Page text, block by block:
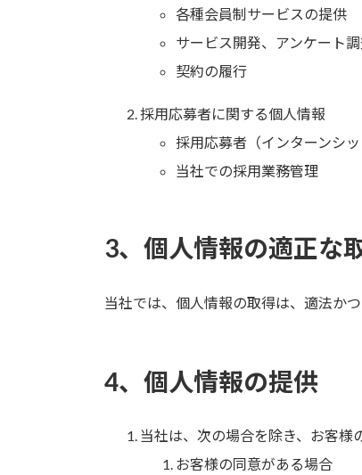
各種会員制サービスの提供
サービス開発、アンケート
契約の履行
採用応募者に関する個人情報
採用応募者（インターンシ
当社での採用業務管理
3、個人情報の適正な
当社では、個人情報の取得は、適法かつ
4、個人情報の提供
当社は、次の場合を除き、お客様
お客様の同意がある場合